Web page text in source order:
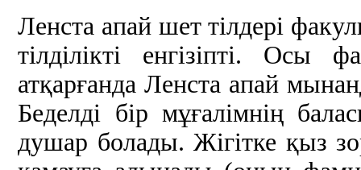
Ленста апай шет тілдері
тілділікті енгізіпті. Осы
атқарғанда Ленста апай
Беделді бір мұғалімнің
душар болады. Жігітке қыз